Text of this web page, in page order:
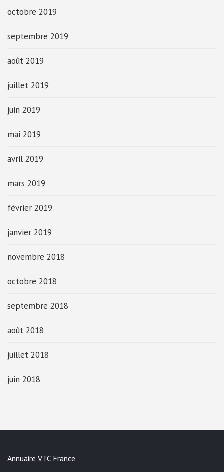
octobre 2019
septembre 2019
août 2019
juillet 2019
juin 2019
mai 2019
avril 2019
mars 2019
février 2019
janvier 2019
novembre 2018
octobre 2018
septembre 2018
août 2018
juillet 2018
juin 2018
Annuaire VTC France